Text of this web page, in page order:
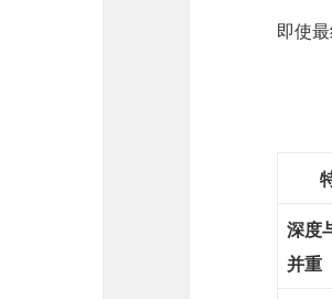
即使
深度
并重